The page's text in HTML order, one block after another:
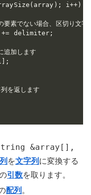
i++)
素でない場合、区切り文字
delimiter;
加します
を返します
&array[],
を文字列 に変換する
引数を取ります。
配列 。